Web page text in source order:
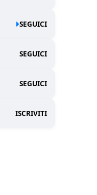
SEGUICI
SEGUICI
SEGUICI
ISCRIVITI